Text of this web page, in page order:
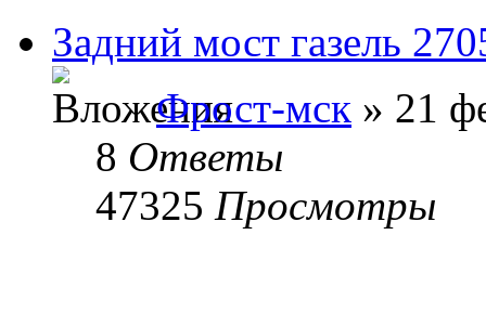
Задний мост газель
Фрост-мск » 21
8 Ответы
47325 Просмотры